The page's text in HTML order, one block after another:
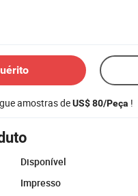
amostras deUS$ 80/Peça !
Disponível
Impresso